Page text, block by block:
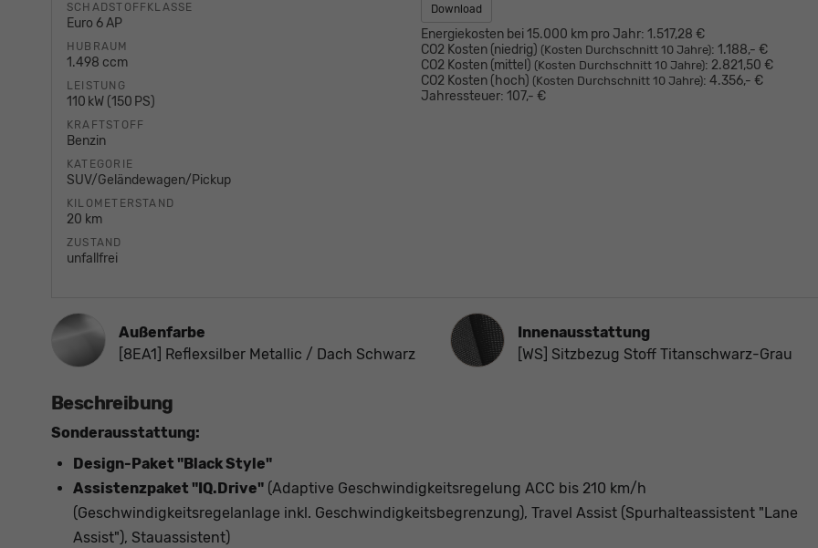
SCHADSTOFFKLASSE
Euro 6 AP
HUBRAUM
1.498 ccm
LEISTUNG
110 kW (150 PS)
KRAFTSTOFF
Benzin
KATEGORIE
SUV/Geländewagen/Pickup
KILOMETERSTAND
20 km
ZUSTAND
unfallfrei
Download
Energiekosten bei 15.000 km pro Jahr: 1.517,28 €
CO2 Kosten (niedrig) (Kosten Durchschnitt 10 Jahre): 1.188,- €
CO2 Kosten (mittel) (Kosten Durchschnitt 10 Jahre): 2.821,50 €
CO2 Kosten (hoch) (Kosten Durchschnitt 10 Jahre): 4.356,- €
Jahressteuer: 107,- €
Außenfarbe
[8EA1] Reflexsilber Metallic / Dach Schwarz
Innenausstattung
Innenausstattung
[WS] Sitzbezug Stoff Titanschwarz-Grau
Beschreibung
Sonderausstattung:
Design-Paket "Black Style"
Assistenzpaket "IQ.Drive" (Adaptive Geschwindigkeitsregelung ACC bis 210 km/h
(Geschwindigkeitsregelanlage inkl. Geschwindigkeitsbegrenzung), Travel Assist (Spurhalteassistent "Lane
Assist"), Stauassistent)